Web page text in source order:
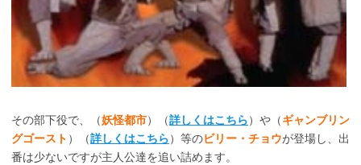
その部下役で、（妖怪都市）（詳しくはこちら）や（ギャンブリン
グゴースト ）（詳しくはこちら）等のビリー・チョウが登場し、出
番は少ないですが主人公達を追い詰めます。